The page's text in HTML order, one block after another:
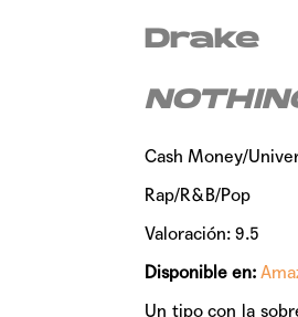
Drake
Cash Money/
Rap/R&B/Pop
Valoración: 9.5
Disponible en:
Un tipo con la